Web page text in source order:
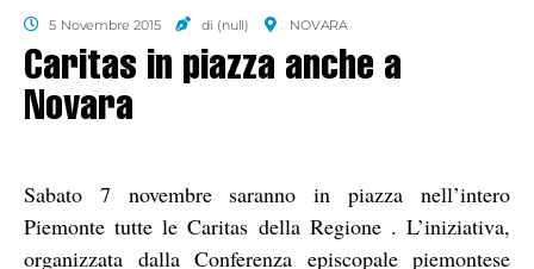
5 Novembre 2015 di (null) NOVARA
Caritas in piazza anche a
Novara
Sabato 7 novembre saranno in piazza nell’intero
Piemonte tutte le Caritas della Regione . L’iniziativa,
organizzata dalla Conferenza episcopale piemontese